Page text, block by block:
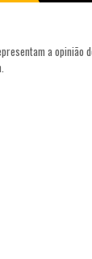
a opinião